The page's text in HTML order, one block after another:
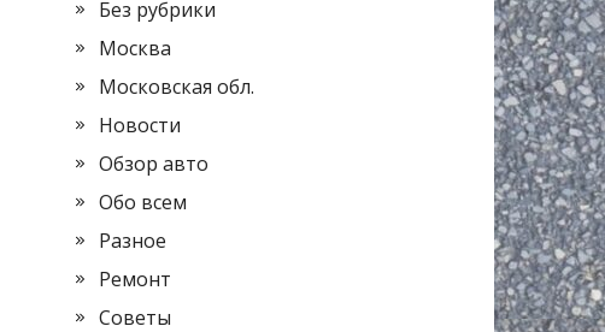
Без рубрики
Москва
Московская обл.
Новости
Обзор авто
Обо всем
Разное
Ремонт
Советы